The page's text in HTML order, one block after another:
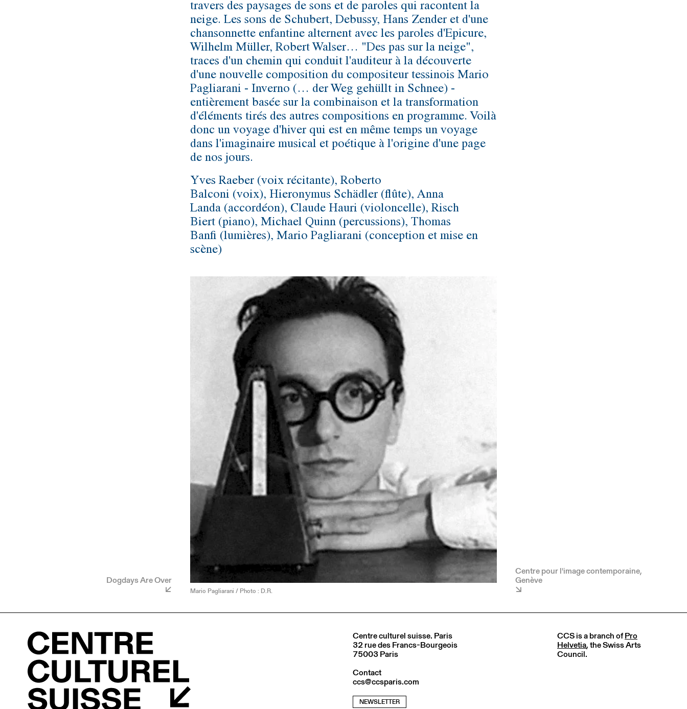
Dogdays Are Over
travers des paysages de sons et de paroles qui racontent la
neige. Les sons de Schubert, Debussy, Hans Zender et d'une
chansonnette enfantine alternent avec les paroles d'Epicure,
Wilhelm Müller, Robert Walser… "Des pas sur la neige",
traces d'un chemin qui conduit l'auditeur à la découverte
d'une nouvelle composition du compositeur tessinois Mario
Pagliarani - Inverno (… der Weg gehüllt in Schnee) -
entièrement basée sur la combinaison et la transformation
d'éléments tirés des autres compositions en programme. Voilà
donc un voyage d'hiver qui est en même temps un voyage
dans l'imaginaire musical et poétique à l'origine d'une page
de nos jours.
Yves Raeber (voix récitante), Roberto
Balconi (voix), Hieronymus Schädler (flûte), Anna
Landa (accordéon), Claude Hauri (violoncelle), Risch
Biert (piano), Michael Quinn (percussions), Thomas
Banfi (lumières), Mario Pagliarani (conception et mise en
scène)
Mario Pagliarani / Photo : D.R.
Centre pour l'image contemporaine,
Genève
Centre culturel suisse. Paris
32 rue des Francs-Bourgeois
75003 Paris
Contact
ccs@ccsparis.com
NEWSLETTER
CCS is a branch ofPro
Helvetia, the Swiss Arts
Council.